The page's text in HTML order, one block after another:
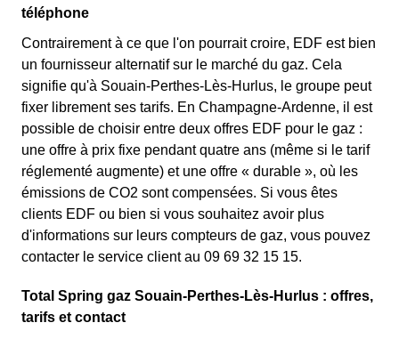
téléphone
Contrairement à ce que l'on pourrait croire, EDF est bien
un fournisseur alternatif sur le marché du gaz. Cela
signifie qu'à Souain-Perthes-Lès-Hurlus, le groupe peut
fixer librement ses tarifs. En Champagne-Ardenne, il est
possible de choisir entre deux offres EDF pour le gaz :
une offre à prix fixe pendant quatre ans (même si le tarif
réglementé augmente) et une offre « durable », où les
émissions de CO2 sont compensées. Si vous êtes
clients EDF ou bien si vous souhaitez avoir plus
d'informations sur leurs compteurs de gaz, vous pouvez
contacter le service client au 09 69 32 15 15.
Total Spring gaz Souain-Perthes-Lès-Hurlus : offres,
tarifs et contact